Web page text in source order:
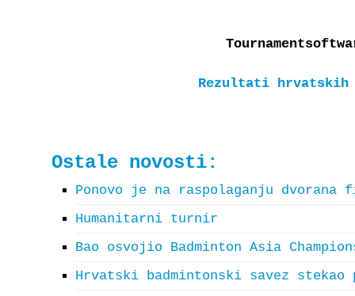
Rezultati hrvatskih
Ostale novosti:
Ponovo je na raspolaganju dvorana
Humanitarni turnir
Bao osvojio Badminton Asia
Hrvatski badmintonski savez stekao